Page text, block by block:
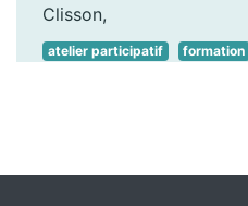
Clisson,
atelier participatif formation